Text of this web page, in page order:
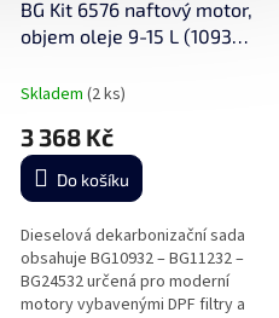
A
R
BG Kit 6576 naftový motor,
objem oleje 9-15 L (10932
Skladem (2 ks)
3 368 Kč
Do košíku
Dieselová dekarbonizační sada
obsahuje BG10932 – BG11232 –
BG24532 určená pro moderní
motory vybavenými DPF filtry a